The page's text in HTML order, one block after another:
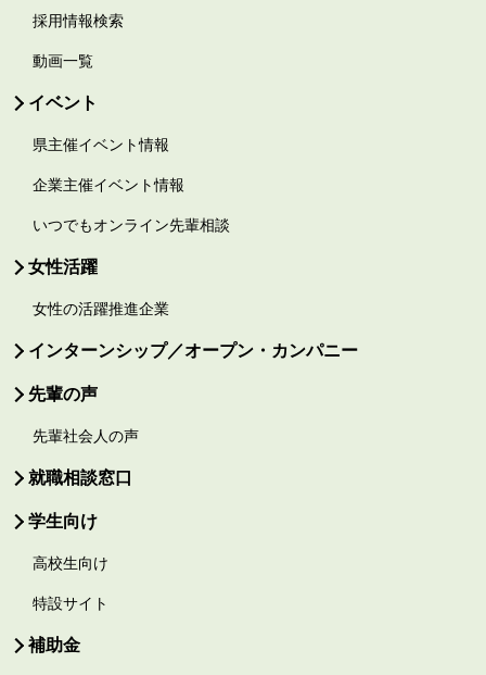
採用情報検索
動画一覧
イベント
県主催イベント情報
企業主催イベント情報
いつでもオンライン先輩相談
女性活躍
女性の活躍推進企業
インターンシップ／オープン・カンパニー
先輩の声
先輩社会人の声
就職相談窓口
学生向け
高校生向け
特設サイト
補助金